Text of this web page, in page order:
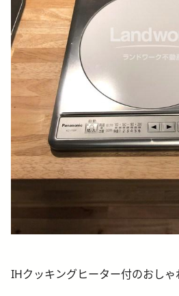
IHクッキングヒーター付のおし